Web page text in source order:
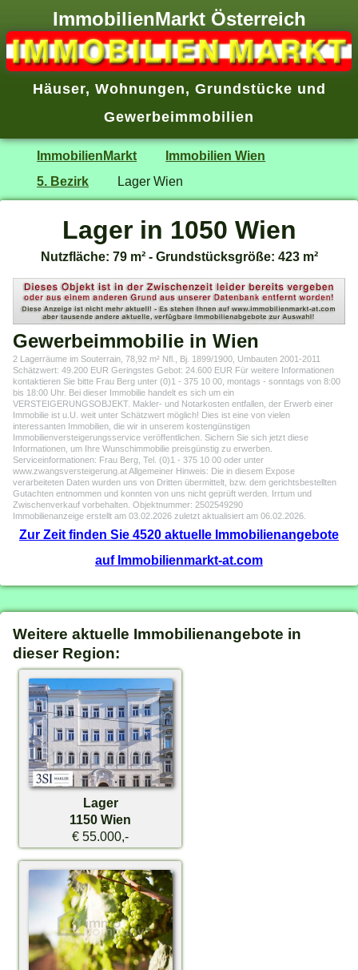
ImmobilienMarkt Österreich
Häuser, Wohnungen, Grundstücke und
Gewerbeimmobilien
ImmobilienMarkt
Immobilien Wien
5. Bezirk
Lager Wien
Lager in 1050 Wien
Nutzfläche: 79 m² - Grundstücksgröße: 423 m²
Gewerbeimmobilie in Wien
2 Lagerräume im Souterrain, 78,92 m² Nfl., Bj. 1899/1900, Umbauten 2001-2011
Schätzwert: 49.200 EUR Geringstes Gebot: 24.600 EUR Für weitere Informationen
kontaktieren Sie bitte Frau Berg unter (0)1 - 375 10 00, montags - sonntags von 8:00
bis 18:00 Uhr. Bei dieser Immobilie handelt es sich um ein
VERSTEIGERUNGSOBJEKT. Makler- und Notarkosten entfallen, der Erwerb einer
Immobilie ist u.U. weit unter Schätzwert möglich! Dies ist eine von vielen
interessanten Immobilien, die wir in unserem kostengünstigen
Immobilienversteigerungsservice veröffentlichen. Sichern Sie sich jetzt diese
Informationen, um Ihre Wunschimmobilie preisgünstig zu erwerben.
Serviceinformationen: Frau Berg, Tel. (0)1 - 375 10 00 oder unter
www.zwangsversteigerung.at Allgemeiner Hinweis: Die in diesem Expose
verarbeiteten Daten wurden uns von Dritten übermittelt, bzw. dem gerichtsbestellten
Gutachten entnommen und konnten von uns nicht geprüft werden. Irrtum und
Zwischenverkauf vorbehalten. Objektnummer: 2502549290
Immobilienanzeige erstellt am 03.02.2026 zuletzt aktualisiert am 06.02.2026.
Zur Zeit finden Sie 4520 aktuelle Immobilienangebote
auf Immobilienmarkt-at.com
Weitere aktuelle Immobilienangebote in
dieser Region:
Lager
1150 Wien
€ 55.000,-